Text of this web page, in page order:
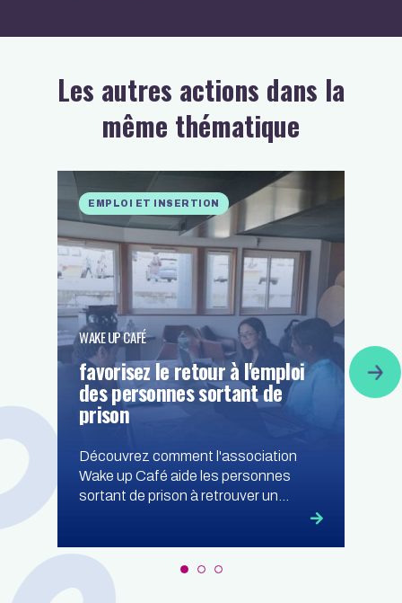
Les autres actions dans la
même thématique
EMPLOI ET INSERTION
WAKE UP CAFÉ
favorisez le retour à l'emploi
des personnes sortant de
prison
Découvrez comment l'association
Wake up Café aide les personnes
sortant de prison à retrouver un